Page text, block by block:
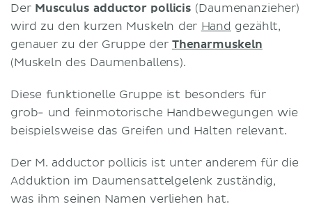
Der Musculus adductor pollicis (Daumenanzieher)
wird zu den kurzen Muskeln der Hand gezählt,
genauer zu der Gruppe der Thenarmuskeln
(Muskeln des Daumenballens).
Diese funktionelle Gruppe ist besonders für
grob- und feinmotorische Handbewegungen wie
beispielsweise das Greifen und Halten relevant.
Der M. adductor pollicis ist unter anderem für die
Adduktion im Daumensattelgelenk zuständig,
was ihm seinen Namen verliehen hat.